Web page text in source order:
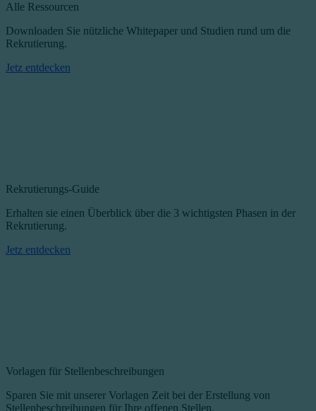
Alle Ressourcen
Downloaden Sie nützliche Whitepaper und Studien rund um die
Rekrutierung.
Jetz entdecken
Rekrutierungs-Guide
Erhalten sie einen Überblick über die 3 wichtigsten Phasen in der
Rekrutierung.
Jetz entdecken
Vorlagen für Stellenbeschreibungen
Sparen Sie mit unserer Vorlagen Zeit bei der Erstellung von
Stellenbeschreibungen für Ihre offenen Stellen.